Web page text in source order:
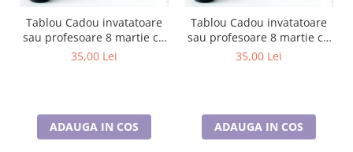
Tablou Cadou invatatoare
sau profesoare 8 martie cu
mesaje personalizate
35,00 Lei
ADAUGA IN COS
Tablou Cadou invatatoare
sau profesoare 8 martie cu
mesaje personalizate
35,00 Lei
ADAUGA IN COS